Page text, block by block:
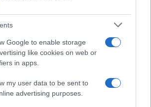
Google to enable storage
like cookies on web or
in apps.
my user data to be sent to
advertising purposes.